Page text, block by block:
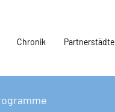
Chronik Partnerstädte